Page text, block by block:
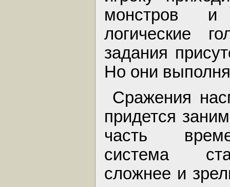
монстров и
логические
задания
Но они
Сражения
придется
часть
система
сложнее и